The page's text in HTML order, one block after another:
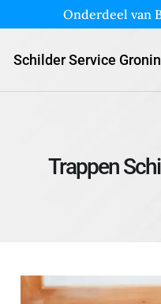
Onderdeel van
Schilder Service
Trappen